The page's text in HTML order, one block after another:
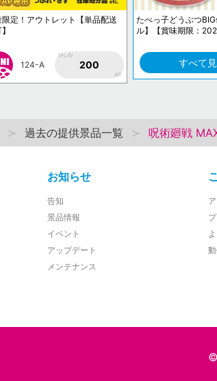
限定！アウトレット【単品配送
124-A
1PLAY
200
AP
たべっ子どうぶつ
ル】【賞味期限：
すべて
過去の提供景品一覧 呪術廻戦
お知らせ
告知
景品情報
イベント
アップデート
メンテナンス